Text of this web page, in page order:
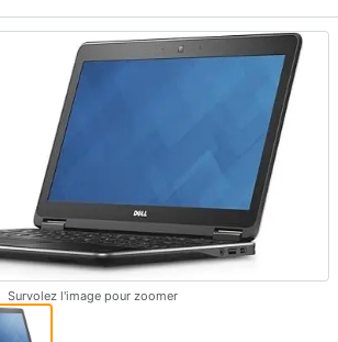
Survolez l'image pour zoomer